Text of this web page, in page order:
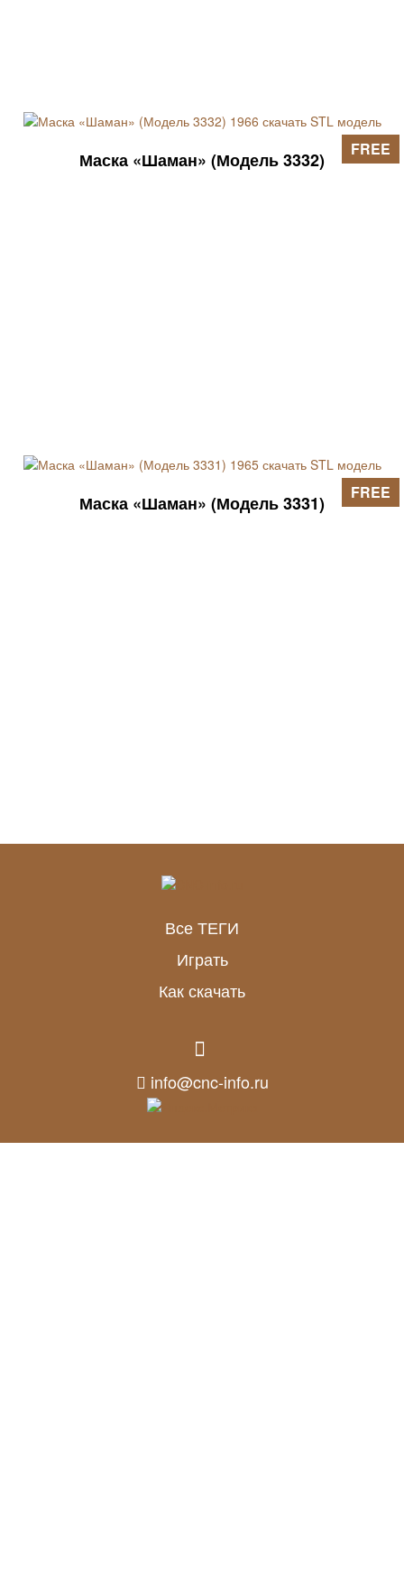
Маска «Шаман» (Модель 3332) FREE
Маска «Шаман» (Модель 3331) FREE
Все ТЕГИ
Играть
Как скачать
info@cnc-info.ru